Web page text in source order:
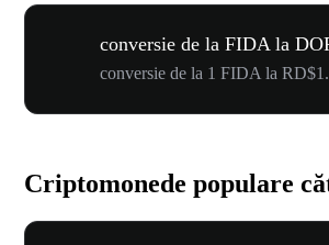
conversie de la FIDA la
conversie de la 1 FIDA la
Criptomonede populare